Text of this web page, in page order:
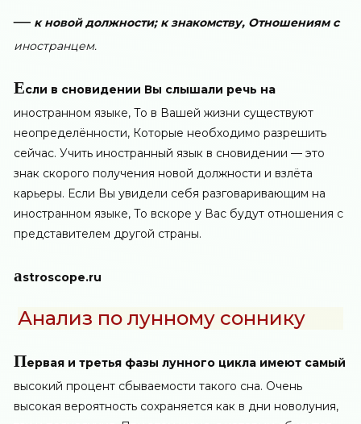
— к новой должности; к знакомству, Отношениям с
иностранцем.
Если в сновидении Вы слышали речь на
иностранном языке, То в Вашей жизни существуют
неопределённости, Которые необходимо разрешить
сейчас. Учить иностранный язык в сновидении — это
знак скорого получения новой должности и взлёта
карьеры. Если Вы увидели себя разговаривающим на
иностранном языке, То вскоре у Вас будут отношения с
представителем другой страны.
astroscope.ru
Анализ по лунному соннику
Первая и третья фазы лунного цикла имеют самый
высокий процент сбываемости такого сна. Очень
высокая вероятность сохраняется как в дни новолуния,